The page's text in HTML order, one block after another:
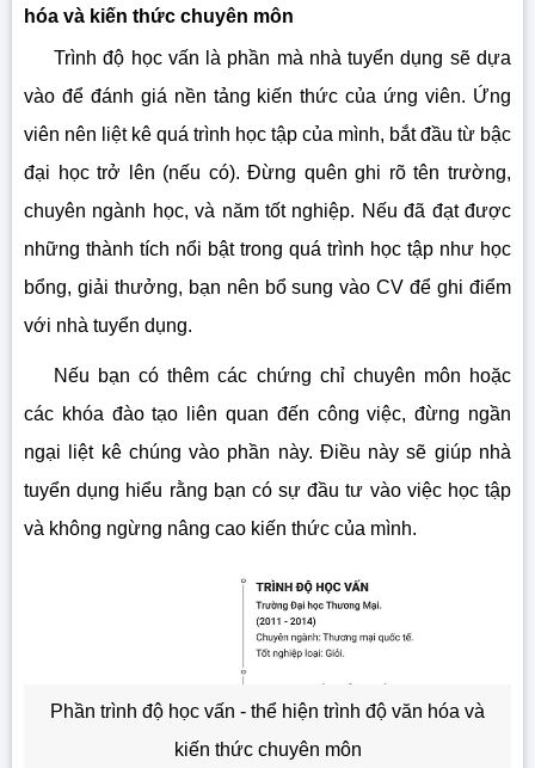
hóa và kiến thức chuyên môn
Trình độ học vấn là phần mà nhà tuyển dụng sẽ dựa
vào để đánh giá nền tảng kiến thức của ứng viên. Ứng
viên nên liệt kê quá trình học tập của mình, bắt đầu từ bậc
đại học trở lên (nếu có). Đừng quên ghi rõ tên trường,
chuyên ngành học, và năm tốt nghiệp. Nếu đã đạt được
những thành tích nổi bật trong quá trình học tập như học
bổng, giải thưởng, bạn nên bổ sung vào CV để ghi điểm
với nhà tuyển dụng.
Nếu bạn có thêm các chứng chỉ chuyên môn hoặc
các khóa đào tạo liên quan đến công việc, đừng ngần
ngại liệt kê chúng vào phần này. Điều này sẽ giúp nhà
tuyển dụng hiểu rằng bạn có sự đầu tư vào việc học tập
và không ngừng nâng cao kiến thức của mình.
Phần trình độ học vấn - thể hiện trình độ văn hóa và
kiến thức chuyên môn